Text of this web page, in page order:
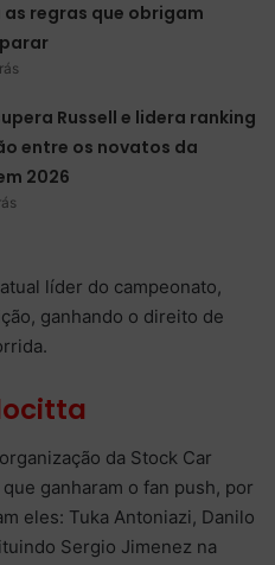
as regras que obrigam
Russell e lidera ranking
entre os novatos da
2026
líder do campeonato,
ganhando o direito de
da Stock Car
ganharam o fan push, por
eles: Tuka Antoniazi, Danilo
Sergio Jimenez na